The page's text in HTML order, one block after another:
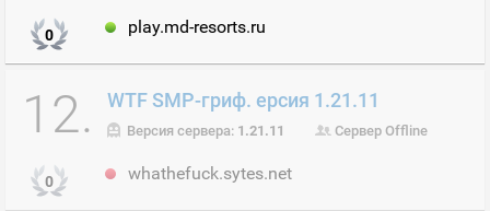
0 play.md-resorts.ru
12. WTF SMP-гриф. ерсия 1.21.11
Версия сервера: 1.21.11 Сервер Offline
0 whathefuck.sytes.net